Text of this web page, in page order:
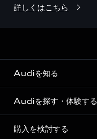
詳しくはこちら
Audiを知る
Audi ブランド
Story of Progress
Audiを探す・体験する
ディーラー検索
購入を検討する